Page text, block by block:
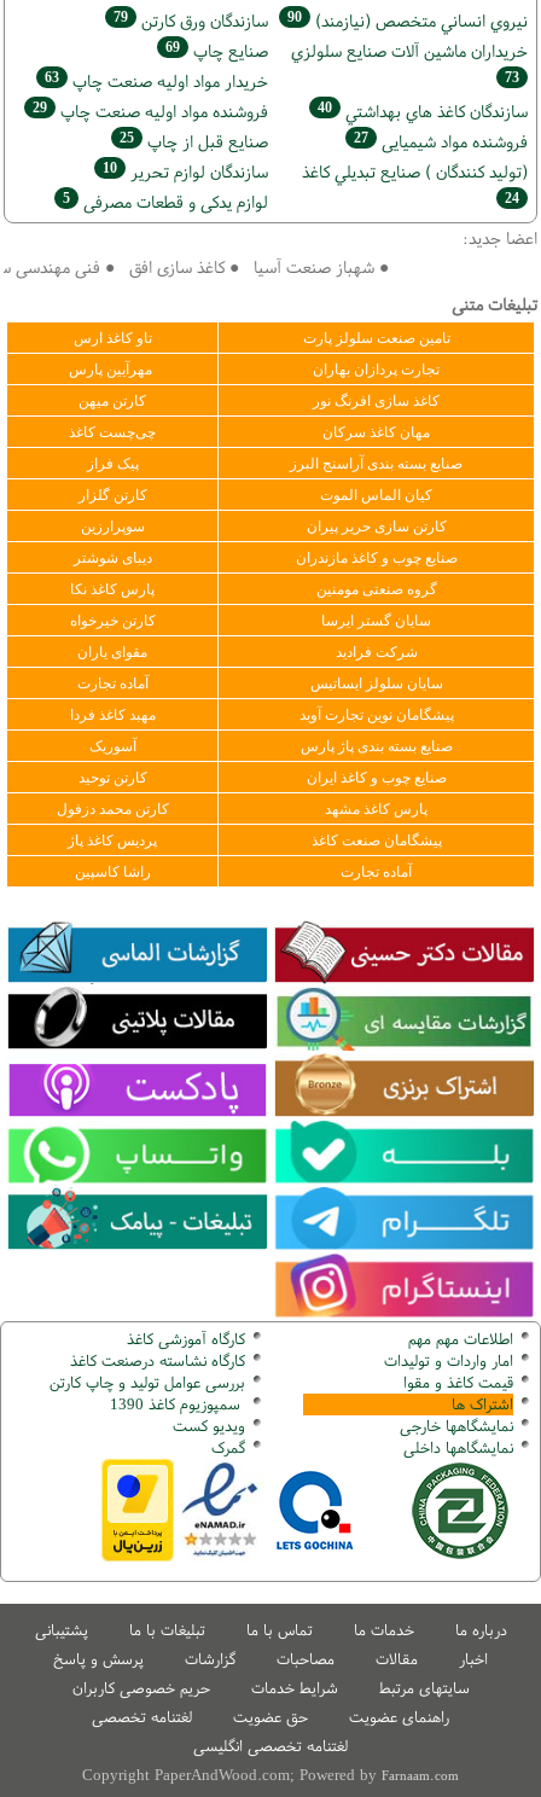
نيروي انساني متخصص (نیازمند) 90 سازندگان ورق كارتن 79
خریداران ماشين آلات صنايع سلولزي
73
صنايع چاپ 69
خريدار مواد اوليه صنعت چاپ 63
سازندگان كاغذ هاي بهداشتي 40 فروشنده مواد اوليه صنعت چاپ 29
فروشنده مواد شیمیایی 27 صنايع قبل از چاپ 25
(تولید كنندگان ) صنايع تبديلي كاغذ
24
سازندگان لوازم تحریر 10
لوازم یدکی و قطعات مصرفی 5
اعضا جدید:
● شهباز صنعت آسیا ● کاغذ سازی افق ● فنی مهندسی
تبلیغات متنی
تامین صنعت سلولز پارت
تاو کاغذ ارس
تجارت پردازان بهاران
مهرآیین پارس
کاغذ سازی افرنگ نور
کارتن میهن
مهان کاغذ سرکان
چی‌چست کاغذ
صنایع بسته بندی آراسنج البرز
پیک فراز
کیان الماس الموت
کارتن گلزار
کارتن سازی حریر پیران
سوپرارزین
صنایع چوب و کاغذ مازندران
دیبای شوشتر
گروه صنعتی مومنین
پارس کاغذ نکا
سایان گستر ایرسا
کارتن خیرخواه
شرکت فرادید
مقوای یاران
سایان سلولز ایساتیس
آماده تجارت
پیشگامان نوین تجارت آوید
مهبد کاغذ فردا
صنایع بسته بندی پاژ پارس
آسوریک
صنایع چوب و کاغذ ایران
کارتن توحید
پارس کاغذ مشهد
کارتن محمد دزفول
پیشگامان صنعت کاغذ
پردیس کاغذ پاژ
آماده تجارت
راشا کاسپین
اطلاعات مهم مهم
امار واردات و تولیدات
قیمت کاغذ و مقوا
اشتراک ها
نمایشگاهها خارجی
نمایشگاهها داخلی
کارگاه آموزشی کاغذ
کارگاه نشاسته درصنعت کاغذ
بررسی عوامل تولید و چاپ کارتن
سمپوزیوم کاغذ 1390
ویدیو کست
گمرک
درباره ما خدمات ما تماس با ما تبلیغات با ما
پشتیبانی
اخبار
مقالات مصاحبات گزارشات
پرسش و پاسخ
سایتهای مرتبط
شرایط خدمات
حریم خصوصی کاربران
راهنمای عضویت
حق عضویت
لغتنامه تخصصی
لغتنامه تخصصی انگلیسی
Copyright PaperAndWood.com; Powered by Farnaam.com